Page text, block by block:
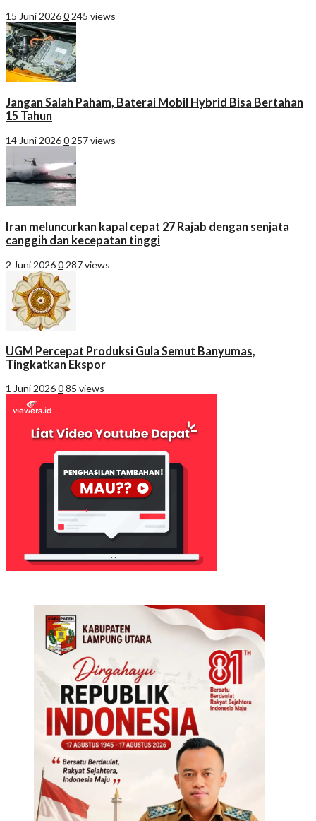
15 Juni 20260 245 views
Jangan Salah Paham, Baterai Mobil Hybrid Bisa Bertahan
15 Tahun
14 Juni 20260 257 views
Iran meluncurkan kapal cepat 27 Rajab dengan senjata
canggih dan kecepatan tinggi
2 Juni 20260 287 views
UGM Percepat Produksi Gula Semut Banyumas,
Tingkatkan Ekspor
1 Juni 2026085 views